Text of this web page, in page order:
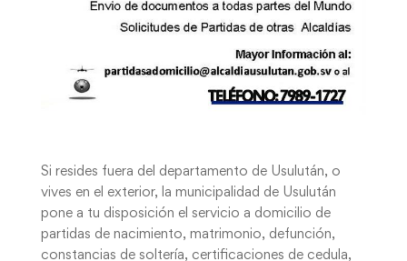
Si resides fuera del departamento de Usulután, o
vives en el exterior, la municipalidad de Usulután
pone a tu disposición el servicio a domicilio de
partidas de nacimiento, matrimonio, defunción,
constancias de soltería, certificaciones de cedula,